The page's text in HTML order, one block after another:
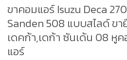
ขาคอมแอร์ Isuzu Deca
Sanden 508 แบบสไลด์ ข
เดคก้า,เดก้า ซันเด้น 08 หู
แอร์